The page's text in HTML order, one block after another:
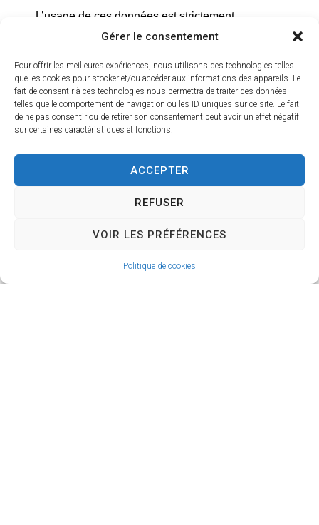
Gérer le consentement
Pour offrir les meilleures expériences, nous utilisons des technologies telles
que les cookies pour stocker et/ou accéder aux informations des appareils. Le
fait de consentir à ces technologies nous permettra de traiter des données
telles que le comportement de navigation ou les ID uniques sur ce site. Le fait
de ne pas consentir ou de retirer son consentement peut avoir un effet négatif
sur certaines caractéristiques et fonctions.
ACCEPTER
REFUSER
VOIR LES PRÉFÉRENCES
Politique de cookies
L’usage de ces données est strictement
conforme aux dispositions du règlement
(RGPD). Seule la mairie peut exploiter ces
données et dans le strict cadre d’un risque avéré.
Elles ne seront en aucun cas utilisées pour un
autre usage que celui-ci.